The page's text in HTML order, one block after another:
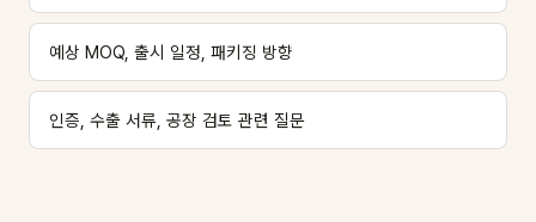
예상 MOQ, 출시 일정, 패키징 방향
인증, 수출 서류, 공장 검토 관련 질문